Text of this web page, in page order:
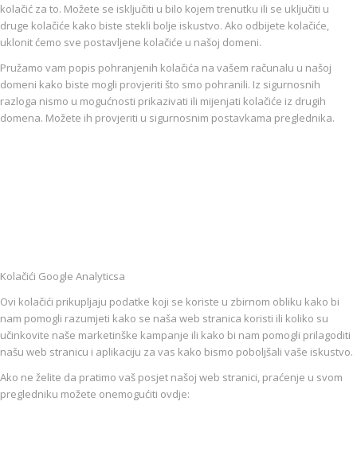
kolačić za to. Možete se isključiti u bilo kojem trenutku ili se uključiti u
druge kolačiće kako biste stekli bolje iskustvo. Ako odbijete kolačiće,
uklonit ćemo sve postavljene kolačiće u našoj domeni.
Pružamo vam popis pohranjenih kolačića na vašem računalu u našoj
domeni kako biste mogli provjeriti što smo pohranili. Iz sigurnosnih
razloga nismo u mogućnosti prikazivati ili mijenjati kolačiće iz drugih
domena. Možete ih provjeriti u sigurnosnim postavkama preglednika.
Kolačići Google Analyticsa
Ovi kolačići prikupljaju podatke koji se koriste u zbirnom obliku kako bi
nam pomogli razumjeti kako se naša web stranica koristi ili koliko su
učinkovite naše marketinške kampanje ili kako bi nam pomogli prilagoditi
našu web stranicu i aplikaciju za vas kako bismo poboljšali vaše iskustvo.
Ako ne želite da pratimo vaš posjet našoj web stranici, praćenje u svom
pregledniku možete onemogućiti ovdje: